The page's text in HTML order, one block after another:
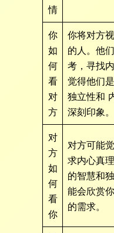
情
你
如
何
看
对
方
你将对方
的人。他
考，寻找
觉得他们
独立性和
深刻印象。
对
方
如
何
看
你
对方可能
求内心真
的智慧和
能会欣赏
的需求。